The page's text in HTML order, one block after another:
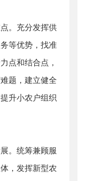
。充分发挥供
等优势，找准
点和结合点，
题，建立健全
升小农户组织
。统筹兼顾服
，发挥新型农